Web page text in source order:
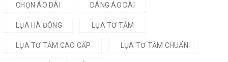
CHỌN ÁO DÀI DÁNG ÁO DÀI
LỤA HÀ ĐÔNG LỤA TƠ TẰM
LỤA TƠ TẰM CAO CẤP LỤA TƠ TẰM CHUẨN